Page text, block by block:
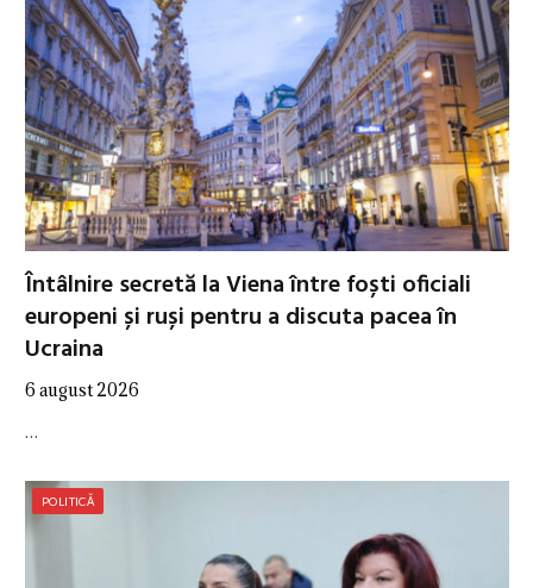
Întâlnire secretă la Viena între foști oficiali
europeni și ruși pentru a discuta pacea în
Ucraina
6 august 2026
…
POLITICĂ